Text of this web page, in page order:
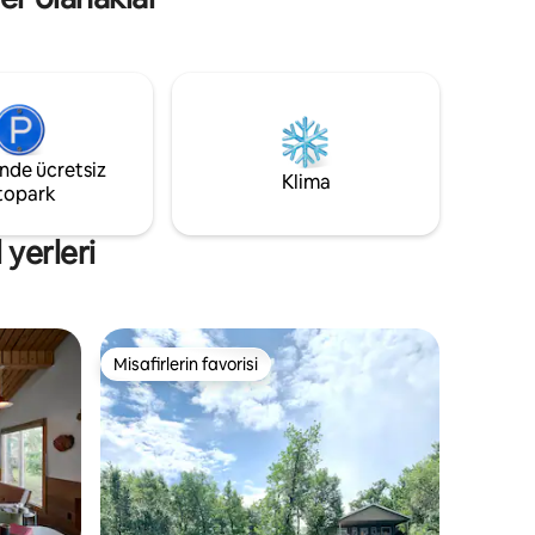
geçin.
dinlenerek ve doğanın tadını çıkararak
ücretsiz
Klima
yerleri
Misafirlerin favorisi
Misafirlerin favorisi